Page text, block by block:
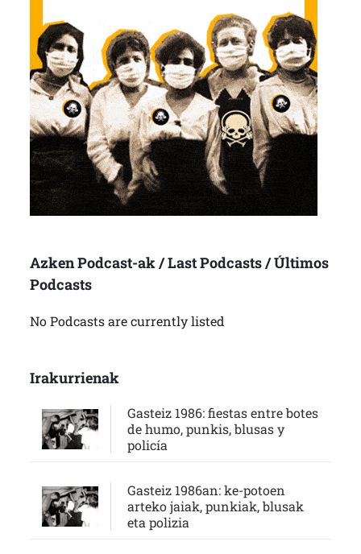
Azken Podcast-ak / Last Podcasts / Últimos
Podcasts
No Podcasts are currently listed
Irakurrienak
Gasteiz 1986: fiestas entre botes
de humo, punkis, blusas y
policía
Gasteiz 1986an: ke-potoen
arteko jaiak, punkiak, blusak
eta polizia